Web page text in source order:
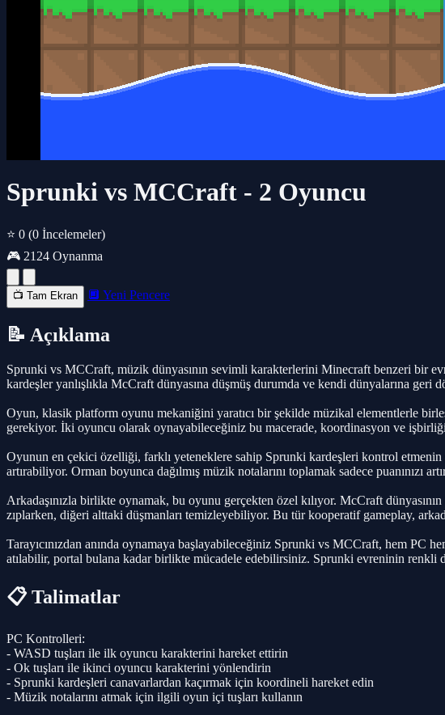
Sprunki vs MCCraft - 2 Oyuncu
⭐ 0 (0 İncelemeler)
🎮 2124 Oynanma
📺 Tam Ekran 🔲 Yeni Pencere
📝 Açıklama
Sprunki vs MCCraft, müzik dünyasının sevimli karakterlerini Minecraft benzeri bir
kardeşler yanlışlıkla McCraft dünyasına düşmüş durumda ve kendi dünyalarına geri
Oyun, klasik platform oyunu mekaniğini yaratıcı bir şekilde müzikal elementlerle
gerekiyor. İki oyuncu olarak oynayabileceğiniz bu macerade, koordinasyon ve işbirliği
Oyunun en çekici özelliği, farklı yeteneklere sahip Sprunki kardeşleri kontrol
artırabiliyor. Orman boyunca dağılmış müzik notalarını toplamak sadece puanınızı
Arkadaşınızla birlikte oynamak, bu oyunu gerçekten özel kılıyor. McCraft
zıplarken, diğeri alttaki düşmanları temizleyebiliyor. Bu tür kooperatif gameplay,
Tarayıcınızdan anında oynamaya başlayabileceğiniz Sprunki vs MCCraft, hem PC
atılabilir, portal bulana kadar birlikte mücadele edebilirsiniz. Sprunki evreninin renkli
📋 Talimatlar
PC Kontrolleri:
- WASD tuşları ile ilk oyuncu karakterini hareket ettirin
- Ok tuşları ile ikinci oyuncu karakterini yönlendirin
- Sprunki kardeşleri canavarlardan kaçırmak için koordineli hareket edin
- Müzik notalarını atmak için ilgili oyun içi tuşları kullanın